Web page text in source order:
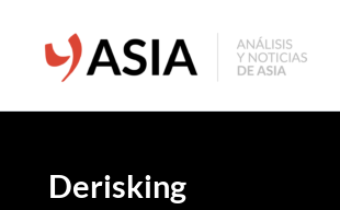
contenido
Derisking